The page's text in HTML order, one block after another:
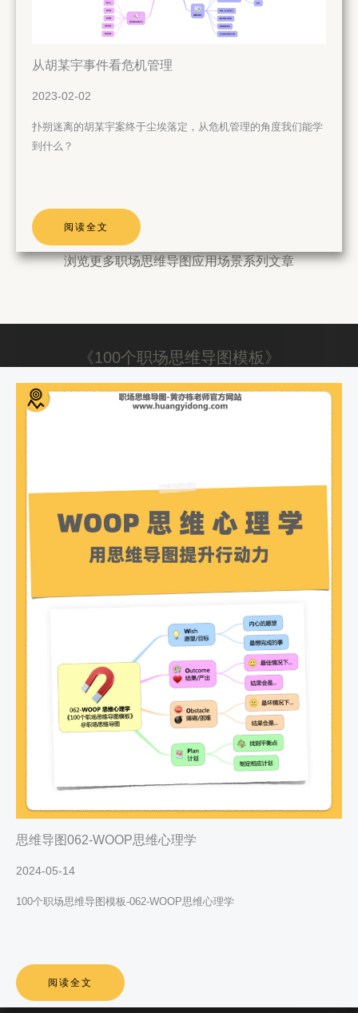
从胡某宇事件看危机管理
2023-02-02
扑朔迷离的胡某宇案终于尘埃落定，从危机管理的角度我们能学
到什么？
阅读全文
浏览更多职场思维导图应用场景系列文章
《100个职场思维导图模板》
思维导图062-WOOP思维心理学
2024-05-14
100个职场思维导图模板-062-WOOP思维心理学
阅读全文